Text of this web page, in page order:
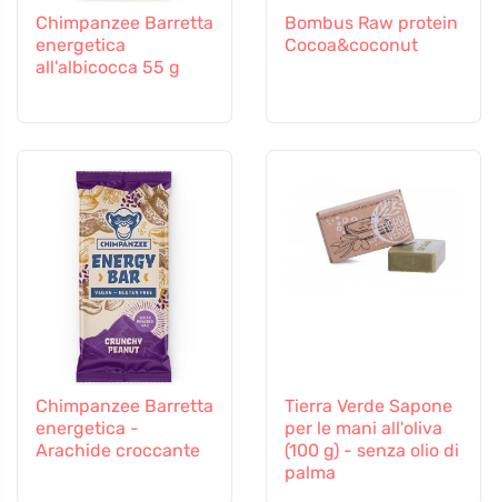
Chimpanzee Barretta
energetica
all'albicocca 55 g
Bombus Raw protein
Cocoa&coconut
Chimpanzee Barretta
energetica -
Arachide croccante
Tierra Verde Sapone
per le mani all'oliva
(100 g) - senza olio di
palma